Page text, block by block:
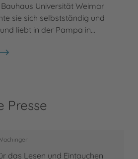
Universität Weimar
sie sich selbstständig und
liebt in der Pampa in…
Presse
das Lesen und Eintauchen